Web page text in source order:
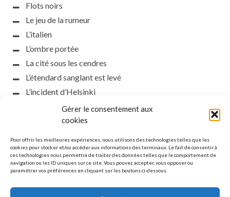
Gérer le consentement aux
cookies
Pour offrir les meilleures expériences, nous utilisons des technologies telles que les
cookies pour stocker et/ou accéder aux informations des terminaux. Le fait de consentir à
ces technologies nous permettra de traiter des données telles que le comportement de
navigation ou les ID uniques sur ce site. Vous pouvez accepter, vous opposer ou
paramétrer vos préférences en cliquant sur les boutons ci-dessous.
Flots noirs
Le jeu de la rumeur
L’italien
L’ombre portée
La cité sous les cendres
L’étendard sanglant est levé
L’incident d’Helsinki
la petite fasciste
Toutes les nuances de la nuit
Que s’obscurcissent le soleil et la lumière
Le silence